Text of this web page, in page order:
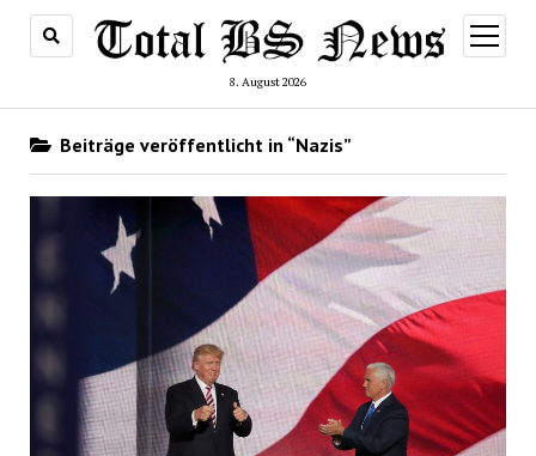
8. August 2026
Menü
öffnen
Beiträge veröffentlicht in “Nazis”